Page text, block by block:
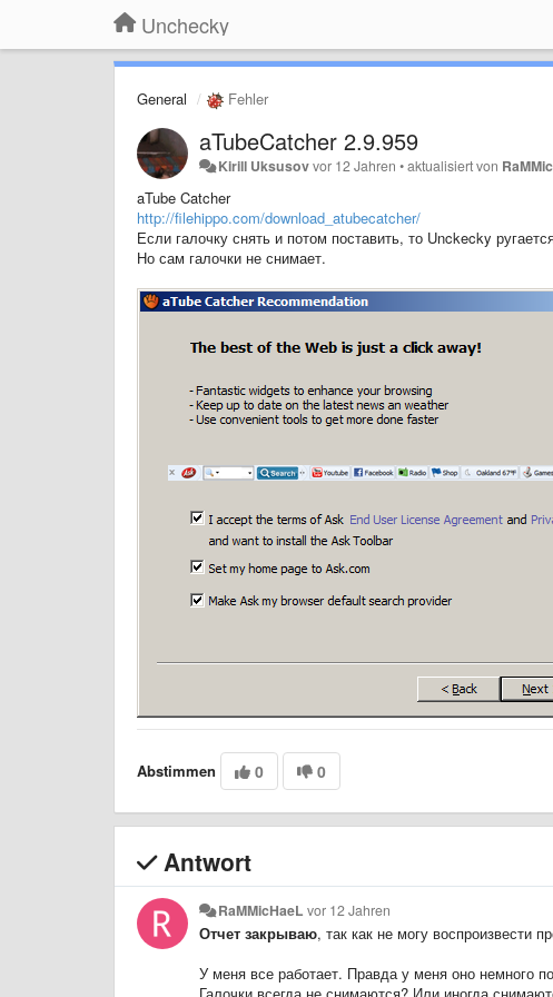
Unchecky
General Fehler
aTubeCatcher 2.9.959
Kirill Uksusovvor 12 Jahren •aktualisiert von
aTube Catcher
http://filehippo.com/download_atubecatcher/
Если галочку снять и потом поставить, то Unckecky
Но сам галочки не снимает.
Abstimmen 0 0
Antwort
RaMMicHaeL vor 12 Jahren
Отчет закрываю, так как не могу воспроизвести
У меня все работает. Правда у меня оно немного
Галочки всегда не снимаются? Или иногда